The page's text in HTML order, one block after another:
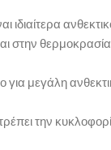
μεγάλη
την